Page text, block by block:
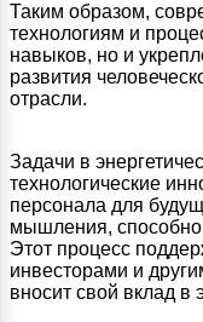
Таким образом,
технологиям и
навыков, но и
развития
отрасли.
Задачи в
технологические
персонала для
мышления,
Этот процесс
инвесторами и
вносит свой вклад в